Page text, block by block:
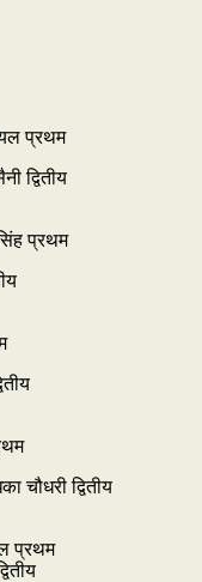
प्रथम
द्वितीय
प्रथम
चौधरी द्वितीय
प्रथम